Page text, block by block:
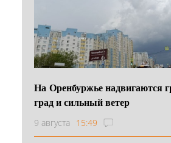
На Оренбуржье надвигаются
град и сильный ветер
9 августа 15:49